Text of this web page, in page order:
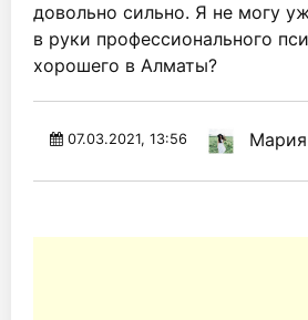
довольно сильно. Я не могу
в руки профессионального
хорошего в Алматы?
07.03.2021, 13:56